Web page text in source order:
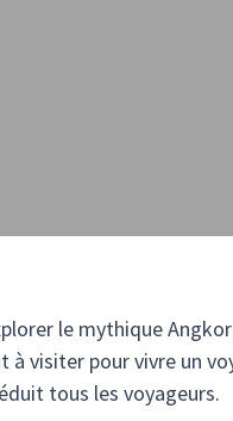
le mythique
visiter pour vivre un
tous les voyageurs.